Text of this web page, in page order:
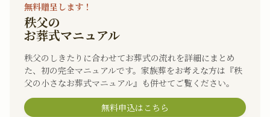
無料贈呈します！
秩父の
お葬式マニュアル
秩父のしきたりに合わせてお葬式の流れを詳細にまとめ
た、初の完全マニュアルです。家族葬をお考えな方は『秩
父の小さなお葬式マニュアル』も併せてご覧ください。
無料申込はこちら